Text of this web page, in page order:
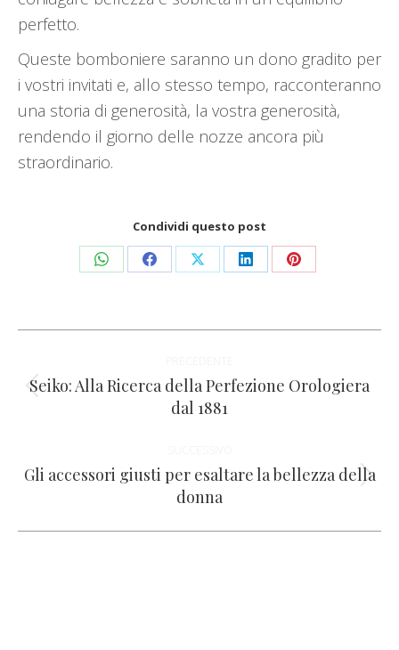
perfetto.
Queste bomboniere saranno un dono gradito per
i vostri invitati e, allo stesso tempo, racconteranno
una storia di generosità, la vostra generosità,
rendendo il giorno delle nozze ancora più
straordinario.
Condividi questo post
CondividiCondividiCondividiCondividiCondividi
tra
post
Post
Seiko: Alla Ricerca della Perfezione Orologiera
dal 1881
Prossimo
Gli accessori giusti per esaltare la bellezza della
donna